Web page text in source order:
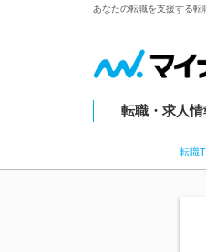
あなたの転職を支援する
転職・求人
転職